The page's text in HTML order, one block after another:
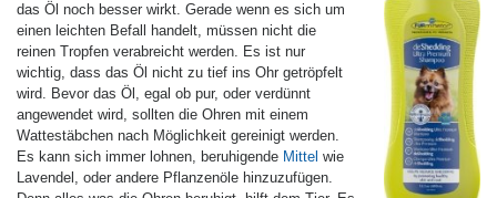
das Öl noch besser wirkt. Gerade wenn es sich um
einen leichten Befall handelt, müssen nicht die
reinen Tropfen verabreicht werden. Es ist nur
wichtig, dass das Öl nicht zu tief ins Ohr getröpfelt
wird. Bevor das Öl, egal ob pur, oder verdünnt
angewendet wird, sollten die Ohren mit einem
Wattestäbchen nach Möglichkeit gereinigt werden.
Es kann sich immer lohnen, beruhigende Mittel wie
Lavendel, oder andere Pflanzenöle hinzuzufügen.